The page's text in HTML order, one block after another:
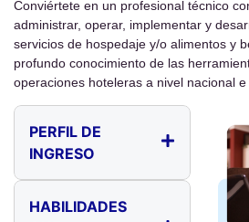
Conviértete en un profesional técnico
administrar, operar, implementar y
servicios de hospedaje y/o alimentos y
profundo conocimiento de las
operaciones hoteleras a nivel nacional e
PERFIL DE
INGRESO
HABILIDADES